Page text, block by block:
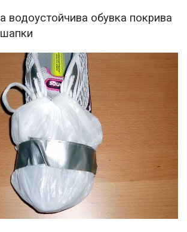
водоустойчива обувка покрива